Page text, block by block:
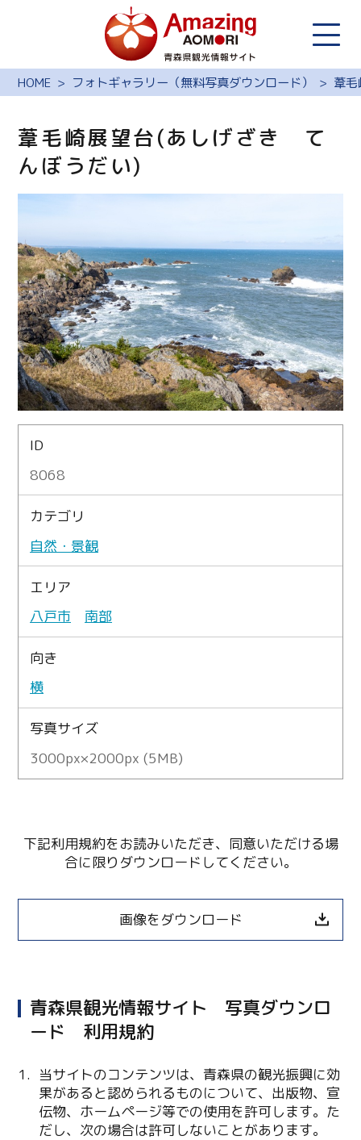
HOME フォトギャラリー（無料写真ダウンロード） 葦
葦毛崎展望台(あしげざき て
んぼうだい)
ID
8068
カテゴリ
自然・景観
エリア
八戸市
南部
向き
横
写真サイズ
3000px×2000px (5MB)
下記利用規約をお読みいただき、同意いただける場
合に限りダウンロードしてください。
画像をダウンロード
青森県観光情報サイト 写真ダウンロ
ード 利用規約
当サイトのコンテンツは、青森県の観光振興に効
果があると認められるものについて、出版物、宣
伝物、ホームページ等での使用を許可します。た
だし、次の場合は許可しないことがあります。